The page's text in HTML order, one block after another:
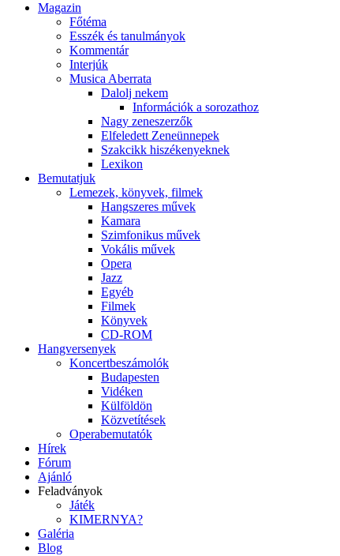
Magazin
Főtéma
Esszék és tanulmányok
Kommentár
Interjúk
Musica Aberrata
Dalolj nekem
Információk a sorozathoz
Nagy zeneszerzők
Elfeledett Zeneünnepek
Szakcikk hiszékenyeknek
Lexikon
Bemutatjuk
Lemezek, könyvek, filmek
Hangszeres művek
Kamara
Szimfonikus művek
Vokális művek
Opera
Jazz
Egyéb
Filmek
Könyvek
CD-ROM
Hangversenyek
Koncertbeszámolók
Budapesten
Vidéken
Külföldön
Közvetítések
Operabemutatók
Hírek
Fórum
Ajánló
Feladványok
Játék
KIMERNYA?
Galéria
Blog